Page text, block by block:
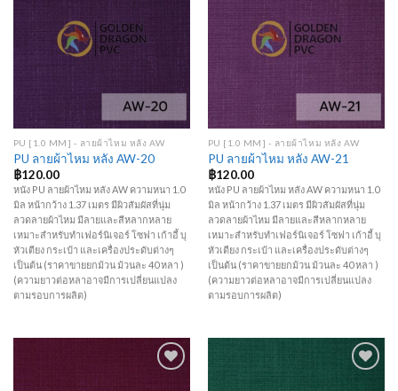
Wishlist
PU [1.0 MM] - ลายผ้าไหม หลัง AW
PU ลายผ้าไหม หลัง AW-20
฿120.00
หนัง PU ลายผ้าไหม หลัง AW ความหนา 1.0
มิล หน้ากว้าง 1.37 เมตร มีผิวสัมผัสที่นุ่ม
ลวดลายผ้าไหม มีลายและสีหลากหลาย
เหมาะสำหรับทำเฟอร์นิเจอร์ โซฟา เก้าอี้ บุ
หัวเตียง กระเป๋า และเครื่องประดับต่างๆ
เป็นต้น (ราคาขายยกม้วน ม้วนละ 40 หลา )
(ความยาวต่อหลาอาจมีการเปลี่ยนแปลง
ตามรอบการผลิต)
Wishlist
PU [1.0 MM] - ลายผ้าไหม หลัง AW
PU ลายผ้าไหม หลัง AW-21
฿120.00
หนัง PU ลายผ้าไหม หลัง AW ความหนา 1.0
มิล หน้ากว้าง 1.37 เมตร มีผิวสัมผัสที่นุ่ม
ลวดลายผ้าไหม มีลายและสีหลากหลาย
เหมาะสำหรับทำเฟอร์นิเจอร์ โซฟา เก้าอี้ บุ
หัวเตียง กระเป๋า และเครื่องประดับต่างๆ
เป็นต้น (ราคาขายยกม้วน ม้วนละ 40 หลา )
(ความยาวต่อหลาอาจมีการเปลี่ยนแปลง
ตามรอบการผลิต)